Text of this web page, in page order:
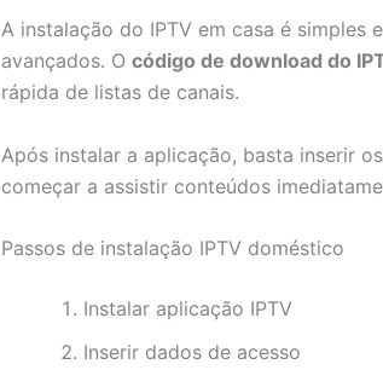
A instalação do IPTV em casa é simples
avançados. O código de download do
rápida de listas de canais.
Após instalar a aplicação, basta inserir
começar a assistir conteúdos
Passos de instalação IPTV doméstico
Instalar aplicação IPTV
Inserir dados de acesso